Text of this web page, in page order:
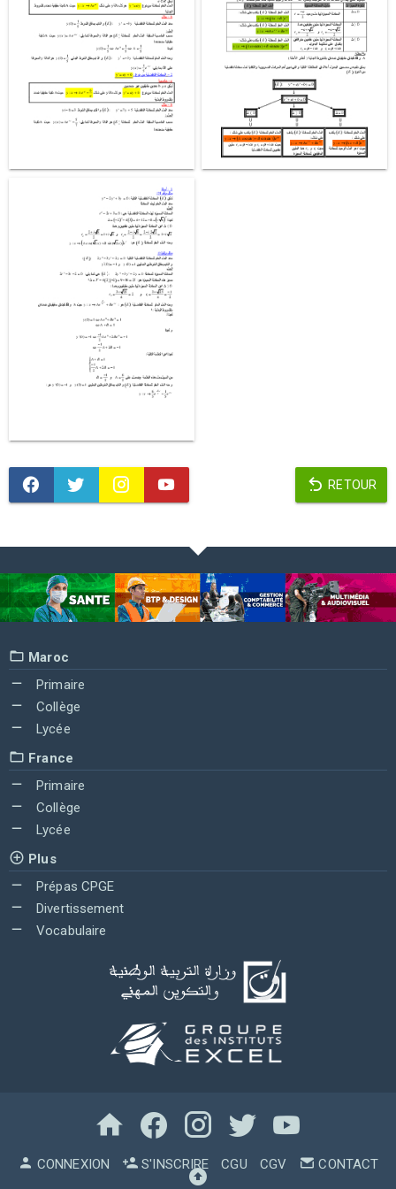
RETOUR
Maroc
Primaire
Collège
Lycée
France
Primaire
Collège
Lycée
Plus
Prépas CPGE
Divertissement
Vocabulaire
CONNEXION S'INSCRIRE CGU CGV CONTACT